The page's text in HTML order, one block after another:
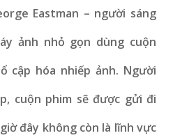
Eastman – người sáng
ảnh nhỏ gọn dùng cuộn
cập hóa nhiếp ảnh. Người
cuộn phim sẽ được gửi đi
đây không còn là lĩnh vực